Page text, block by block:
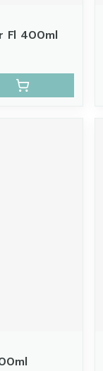
Fl 400ml